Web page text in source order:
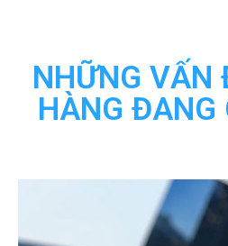
NHỮNG VẤN
HÀNG ĐANG